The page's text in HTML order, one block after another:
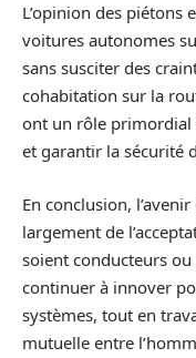
L’opinion des piétons
voitures autonomes
sans susciter des
cohabitation sur la
ont un rôle primordial
et garantir la sécurité
En conclusion,
largement de
soient conducteurs
continuer à innover
systèmes, tout en
mutuelle entre